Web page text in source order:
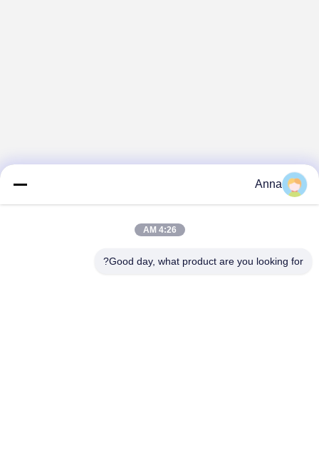
Anna
4:26 AM
Good day, what product are you looking for?